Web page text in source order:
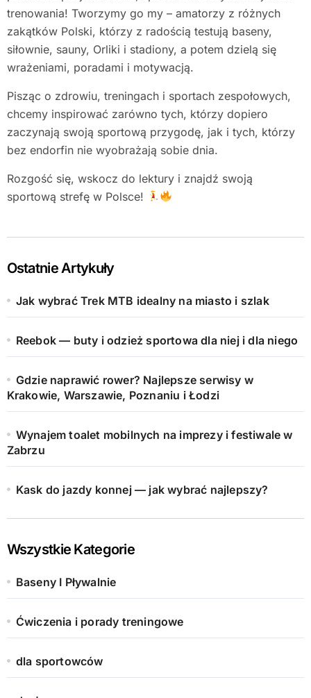
trenowania! Tworzymy go my – amatorzy z różnych
zakątków Polski, którzy z radością testują baseny,
siłownie, sauny, Orliki i stadiony, a potem dzielą się
wrażeniami, poradami i motywacją.
Pisząc o zdrowiu, treningach i sportach zespołowych,
chcemy inspirować zarówno tych, którzy dopiero
zaczynają swoją sportową przygodę, jak i tych, którzy
bez endorfin nie wyobrażają sobie dnia.
Rozgość się, wskocz do lektury i znajdź swoją
sportową strefę w Polsce!
Ostatnie Artykuły
Jak wybrać Trek MTB idealny na miasto i szlak
Reebok — buty i odzież sportowa dla niej i dla niego
Gdzie naprawić rower? Najlepsze serwisy w
Krakowie, Warszawie, Poznaniu i Łodzi
Wynajem toalet mobilnych na imprezy i festiwale w
Zabrzu
Kask do jazdy konnej — jak wybrać najlepszy?
Wszystkie Kategorie
Baseny I Pływalnie
Ćwiczenia i porady treningowe
dla sportowców